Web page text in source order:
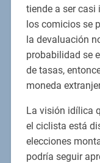
tiende a ser
los comicios se
la devaluación
probabilidad se
de tasas,
moneda
La visión idílica
el ciclista está
elecciones
podría seguir